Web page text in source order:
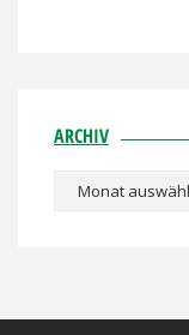
ARCHIV
Archiv